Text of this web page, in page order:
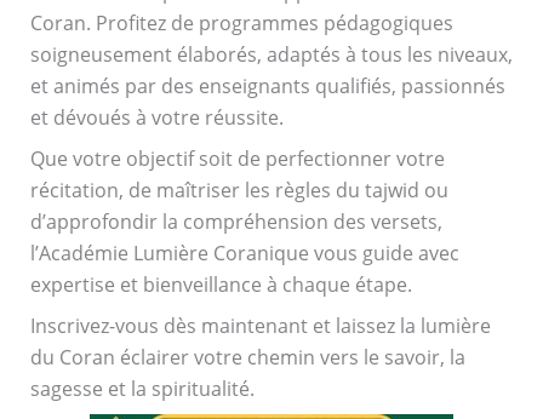
Coran. Profitez de programmes pédagogiques
soigneusement élaborés, adaptés à tous les niveaux,
et animés par des enseignants qualifiés, passionnés
et dévoués à votre réussite.
Que votre objectif soit de perfectionner votre
récitation, de maîtriser les règles du tajwid ou
d’approfondir la compréhension des versets,
l’Académie Lumière Coranique vous guide avec
expertise et bienveillance à chaque étape.
Inscrivez-vous dès maintenant et laissez la lumière
du Coran éclairer votre chemin vers le savoir, la
sagesse et la spiritualité.